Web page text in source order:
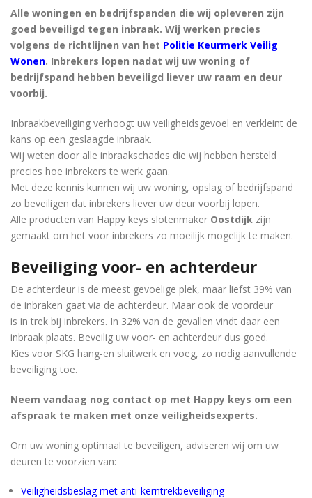
Alle woningen en bedrijfspanden die wij opleveren zijn
goed beveiligd tegen inbraak. Wij werken precies
volgens de richtlijnen van het Politie Keurmerk Veilig
Wonen. Inbrekers lopen nadat wij uw woning of
bedrijfspand hebben beveiligd liever uw raam en deur
voorbij.
Inbraakbeveiliging verhoogt uw veiligheidsgevoel en verkleint de
kans op een geslaagde inbraak.
Wij weten door alle inbraakschades die wij hebben hersteld
precies hoe inbrekers te werk gaan.
Met deze kennis kunnen wij uw woning, opslag of bedrijfspand
zo beveiligen dat inbrekers liever uw deur voorbij lopen.
Alle producten van Happy keys slotenmaker Oostdijk zijn
gemaakt om het voor inbrekers zo moeilijk mogelijk te maken.
Beveiliging voor- en achterdeur
De achterdeur is de meest gevoelige plek, maar liefst 39% van
de inbraken gaat via de achterdeur. Maar ook de voordeur
is in trek bij inbrekers. In 32% van de gevallen vindt daar een
inbraak plaats. Beveilig uw voor- en achterdeur dus goed.
Kies voor SKG hang-en sluitwerk en voeg, zo nodig aanvullende
beveiliging toe.
Neem vandaag nog contact op met Happy keys om een ​​
afspraak te maken met onze veiligheidsexperts.
Om uw woning optimaal te beveiligen, adviseren wij om uw
deuren te voorzien van:
Veiligheidsbeslag met anti-kerntrekbeveiliging